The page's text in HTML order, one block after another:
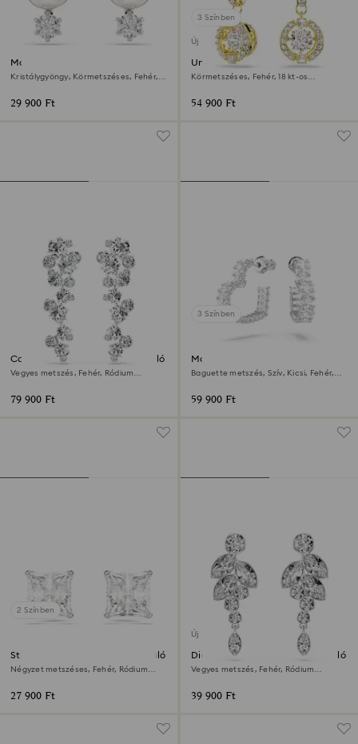
Matrix bedugós fülbevaló
Kristálygyöngy, Körmetszéses, Fehér,
29 900 Ft
3 Színben
Új
Una Angelic csepp alakú
fülbevaló
Körmetszéses, Fehér, 18 kt-os
54 900 Ft
Constella csepp alakú fülbevaló
Vegyes metszés, Fehér, Ródium
79 900 Ft
3 Színben
Matrix karika fülbevaló
Baguette metszés, Szív, Kicsi, Fehér,
59 900 Ft
2 Színben
Stilla Attract bedugós fülbevaló
Négyzet metszéses, Fehér, Ródium
27 900 Ft
Új
Diapason csepp alakú fülbevaló
Vegyes metszés, Fehér, Ródium
39 900 Ft